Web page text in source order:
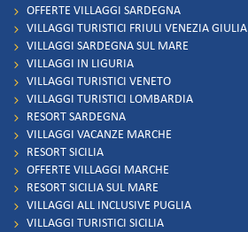
OFFERTE VILLAGGI SARDEGNA
VILLAGGI TURISTICI FRIULI VENEZIA GIULIA
VILLAGGI SARDEGNA SUL MARE
VILLAGGI IN LIGURIA
VILLAGGI TURISTICI VENETO
VILLAGGI TURISTICI LOMBARDIA
RESORT SARDEGNA
VILLAGGI VACANZE MARCHE
RESORT SICILIA
OFFERTE VILLAGGI MARCHE
RESORT SICILIA SUL MARE
VILLAGGI ALL INCLUSIVE PUGLIA
VILLAGGI TURISTICI SICILIA